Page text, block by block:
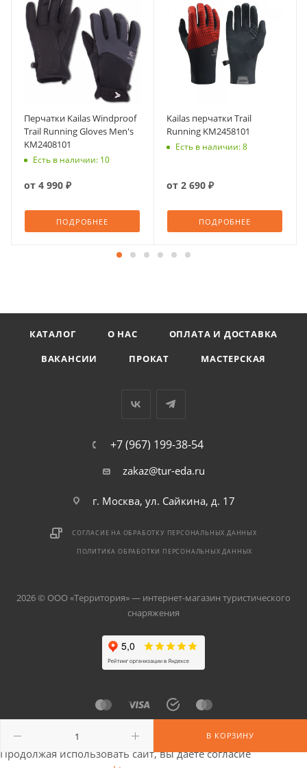
В КОРЗИНУ
Перчатки Kailas Windproof
Trail Running Gloves Men's
KM2408101
Есть в наличии: 10
от 4 990 ₽
ПОДРОБНЕЕ
Kailas перчатки Trail
Running KM2458101
Есть в наличии: 8
от 2 690 ₽
ПОДРОБНЕЕ
КАТАЛОГ О НАС
ОПЛАТА И ДОСТАВКА
ВАКАНСИИ
ПРОКАТ МАСТЕРСКАЯ
+7 (967) 199-38-54
zakaz@tur-eda.ru
г. Москва, ул. Сайкина, д. 17
СОГЛАСИЕ НА ОБРАБОТКУ ПЕРСОНАЛЬНЫХ ДАННЫХ
ПОЛИТИКА ОБРАБОТКИ ПЕРСОНАЛЬНЫХ ДАННЫХ
2026 © ООО «Территория» — интернет-магазин туристического
снаряжения
Продолжая использовать сайт, вы даете согласие